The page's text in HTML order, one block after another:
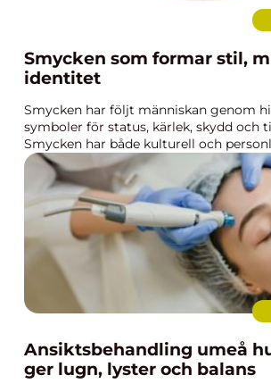
Smycken som formar stil,
identitet
Smycken har följt människan genom
symboler för status, kärlek, skydd och
Smycken har både kulturell och
Ansiktsbehandling umeå hudvård som
ger lugn, lyster och balans